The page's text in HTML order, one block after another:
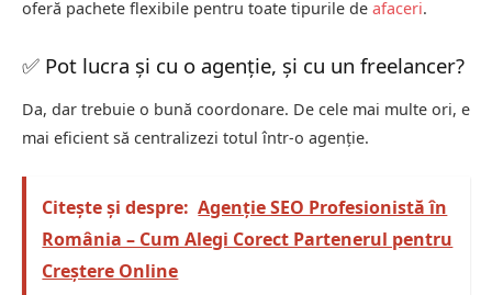
oferă pachete flexibile pentru toate tipurile de afaceri.
✅ Pot lucra și cu o agenție, și cu un freelancer?
Da, dar trebuie o bună coordonare. De cele mai multe ori, e
mai eficient să centralizezi totul într-o agenție.
Citește și despre: Agenție SEO Profesionistă în
România – Cum Alegi Corect Partenerul pentru
Creștere Online